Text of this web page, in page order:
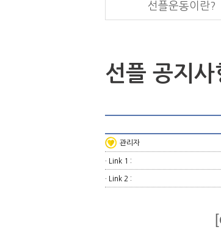
선플운동이란?
선플 공지사
관리자
· Link 1 :
· Link 2 :